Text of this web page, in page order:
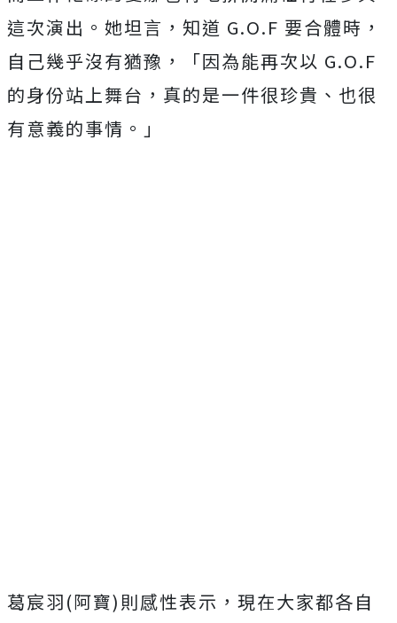
這次演出。她坦言，知道 G.O.F 要合體時，
自己幾乎沒有猶豫，「因為能再次以 G.O.F
的身份站上舞台，真的是一件很珍貴、也很
有意義的事情。」
葛宸羽(阿寶) 則感性表示，現在大家都各自